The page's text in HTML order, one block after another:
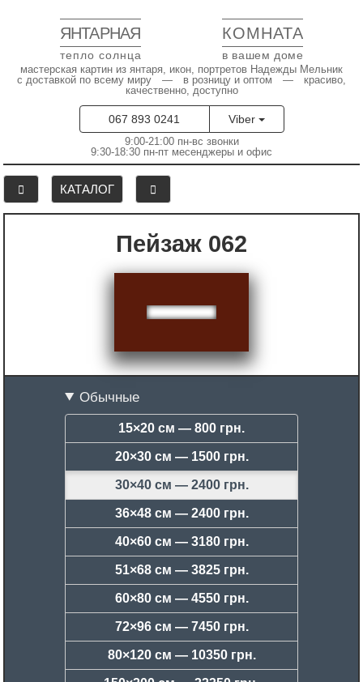
ЯНТАРНАЯ КОМНАТА
тепло солнца в вашем доме
мастерская картин из янтаря, икон, портретов Надежды Мельник
с доставкой по всему миру — в розницу и оптом — красиво,
качественно, доступно
067 893 0241 Viber
9:00-21:00 пн-вс звонки
9:30-18:30 пн-пт месенджеры и офис
КАТАЛОГ
Пейзаж 062
Обычные
15×20 см — 800 грн.
20×30 см — 1500 грн.
30×40 см — 2400 грн.
36×48 см — 2400 грн.
40×60 см — 3180 грн.
51×68 см — 3825 грн.
60×80 см — 4550 грн.
72×96 см — 7450 грн.
80×120 см — 10350 грн.